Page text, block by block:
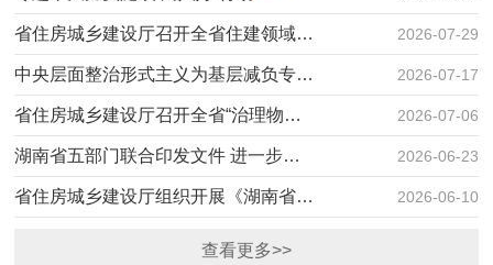
2026-07-29
省住房城乡建设厅召开全省住建领域…
2026-07-17
中央层面整治形式主义为基层减负专…
2026-07-06
省住房城乡建设厅召开全省“治理物…
2026-06-23
湖南省五部门联合印发文件 进一步…
2026-06-10
省住房城乡建设厅组织开展《湖南省…
查看更多>>